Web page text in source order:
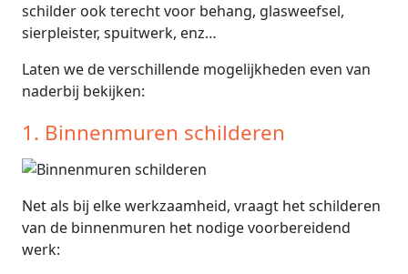
schilder ook terecht voor behang, glasweefsel,
sierpleister, spuitwerk, enz…
Laten we de verschillende mogelijkheden even van
naderbij bekijken:
1. Binnenmuren schilderen
Net als bij elke werkzaamheid, vraagt het schilderen
van de binnenmuren het nodige voorbereidend
werk: